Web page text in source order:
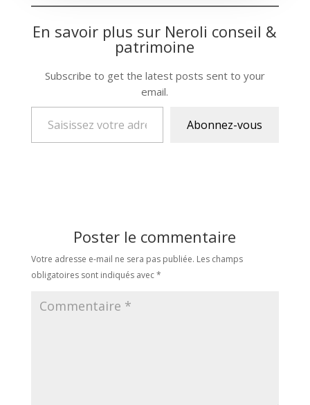
En savoir plus sur Neroli conseil &
patrimoine
Subscribe to get the latest posts sent to your
email.
Saisissez votre adresse e-mail…
Abonnez-vous
Poster le commentaire
Votre adresse e-mail ne sera pas publiée. Les champs
obligatoires sont indiqués avec*